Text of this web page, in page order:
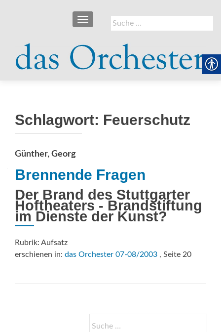
Suche
nach:
SCHALTE NAVIGATION
Schlagwort: Feuerschutz
Günther, Georg
Brennende Fragen
Der Brand des Stuttgarter
Hoftheaters - Brandstiftung
im Dienste der Kunst?
Rubrik: Aufsatz
erschienen in: das Orchester 07-08/2003 , Seite 20